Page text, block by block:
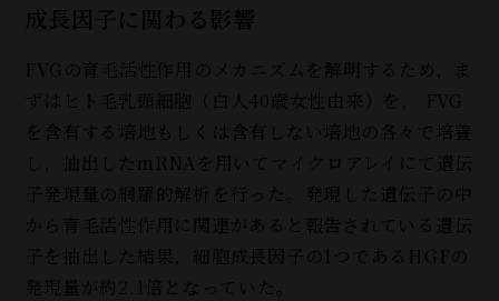
成長因子に関わる影響
FVGの育毛活性作用のメカニズムを解明するため，ま
ずはヒト毛乳頭細胞（白人40歳女性由来）を， FVG
を含有する培地もしくは含有しない培地の各々で培養
し，抽出したmRNAを用いてマイクロアレイにて遺伝
子発現量の網羅的解析を行った。発現した遺伝子の中
から育毛活性作用に関連があると報告されている遺伝
子を抽出した結果，細胞成長因子の1つであるHGFの
発現量が約2.1倍となっていた。